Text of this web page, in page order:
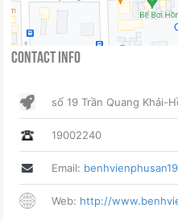
Contact Info
số 19 Trần Quang Khải-
19002240
Email:
Web: http://